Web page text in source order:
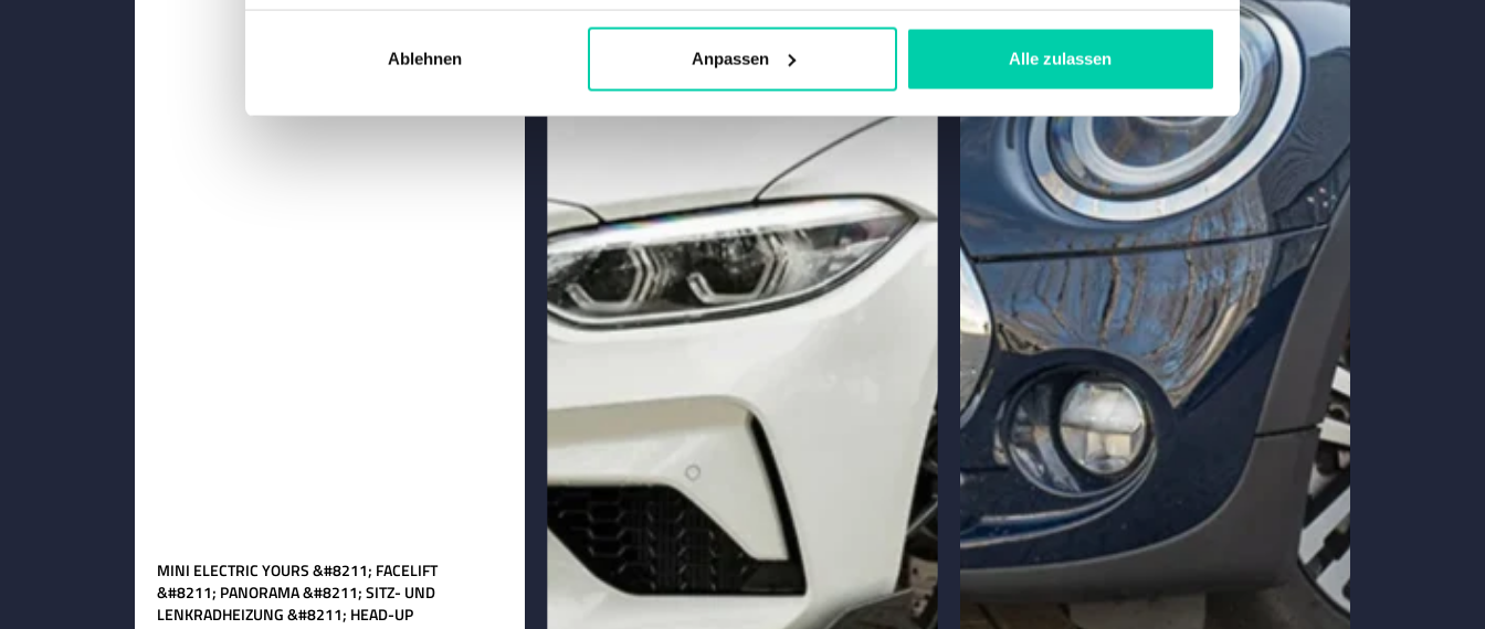
Ablehnen Anpassen Alle zulassen
MINI ELECTRIC YOURS &#8211; FACELIFT
&#8211; PANORAMA &#8211; SITZ- UND
LENKRADHEIZUNG &#8211; HEAD-UP